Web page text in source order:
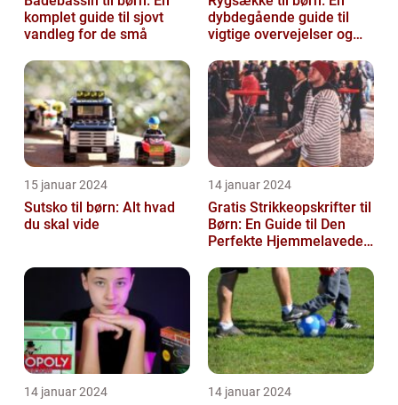
komplet guide til sjovt
vandleg for de små
dybdegående guide til
vigtige overvejelser og
15 januar 2024
Sutsko til børn: Alt hvad
du skal vide
14 januar 2024
Gratis Strikkeopskrifter til
Børn: En Guide til Den
Perfekte Hjemmelavede
14 januar 2024 14 januar 2024